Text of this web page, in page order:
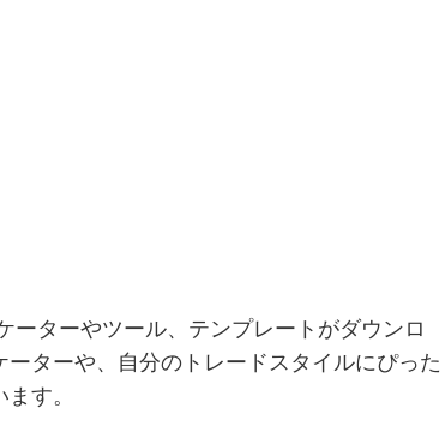
ーターやツール、テンプレートがダウンロ
ターや、自分のトレードスタイルにぴった
す。